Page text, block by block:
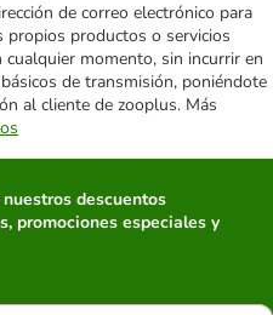
de correo electrónico para
propios productos o servicios
momento, sin incurrir en
de transmisión, poniéndote
al cliente de zooplus. Más
nuestros descuentos
promociones especiales y